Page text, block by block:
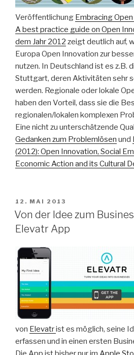
Veröffentlichung Embracing
A best practice guide on Open
dem Jahr 2012 zeigt deutlich auf,
Europa Open Innovation zur
nutzen. In Deutschland ist es z.B.
Stuttgart, deren Aktivitäten sehr
werden. Regionale oder lokale
haben den Vorteil, dass sie die
regionalen/lokalen komplexen
Eine nicht zu unterschätzende
Gedanken zum Problemlösen und
(2012): Open Innovation, Social
Economic Action and its Cultural
VERÖFFENTLICHT
AM
12. MAI 2013
Von der Idee zum
Elevatr App
von Elevatrist es möglich, seine
erfassen und in einen ersten